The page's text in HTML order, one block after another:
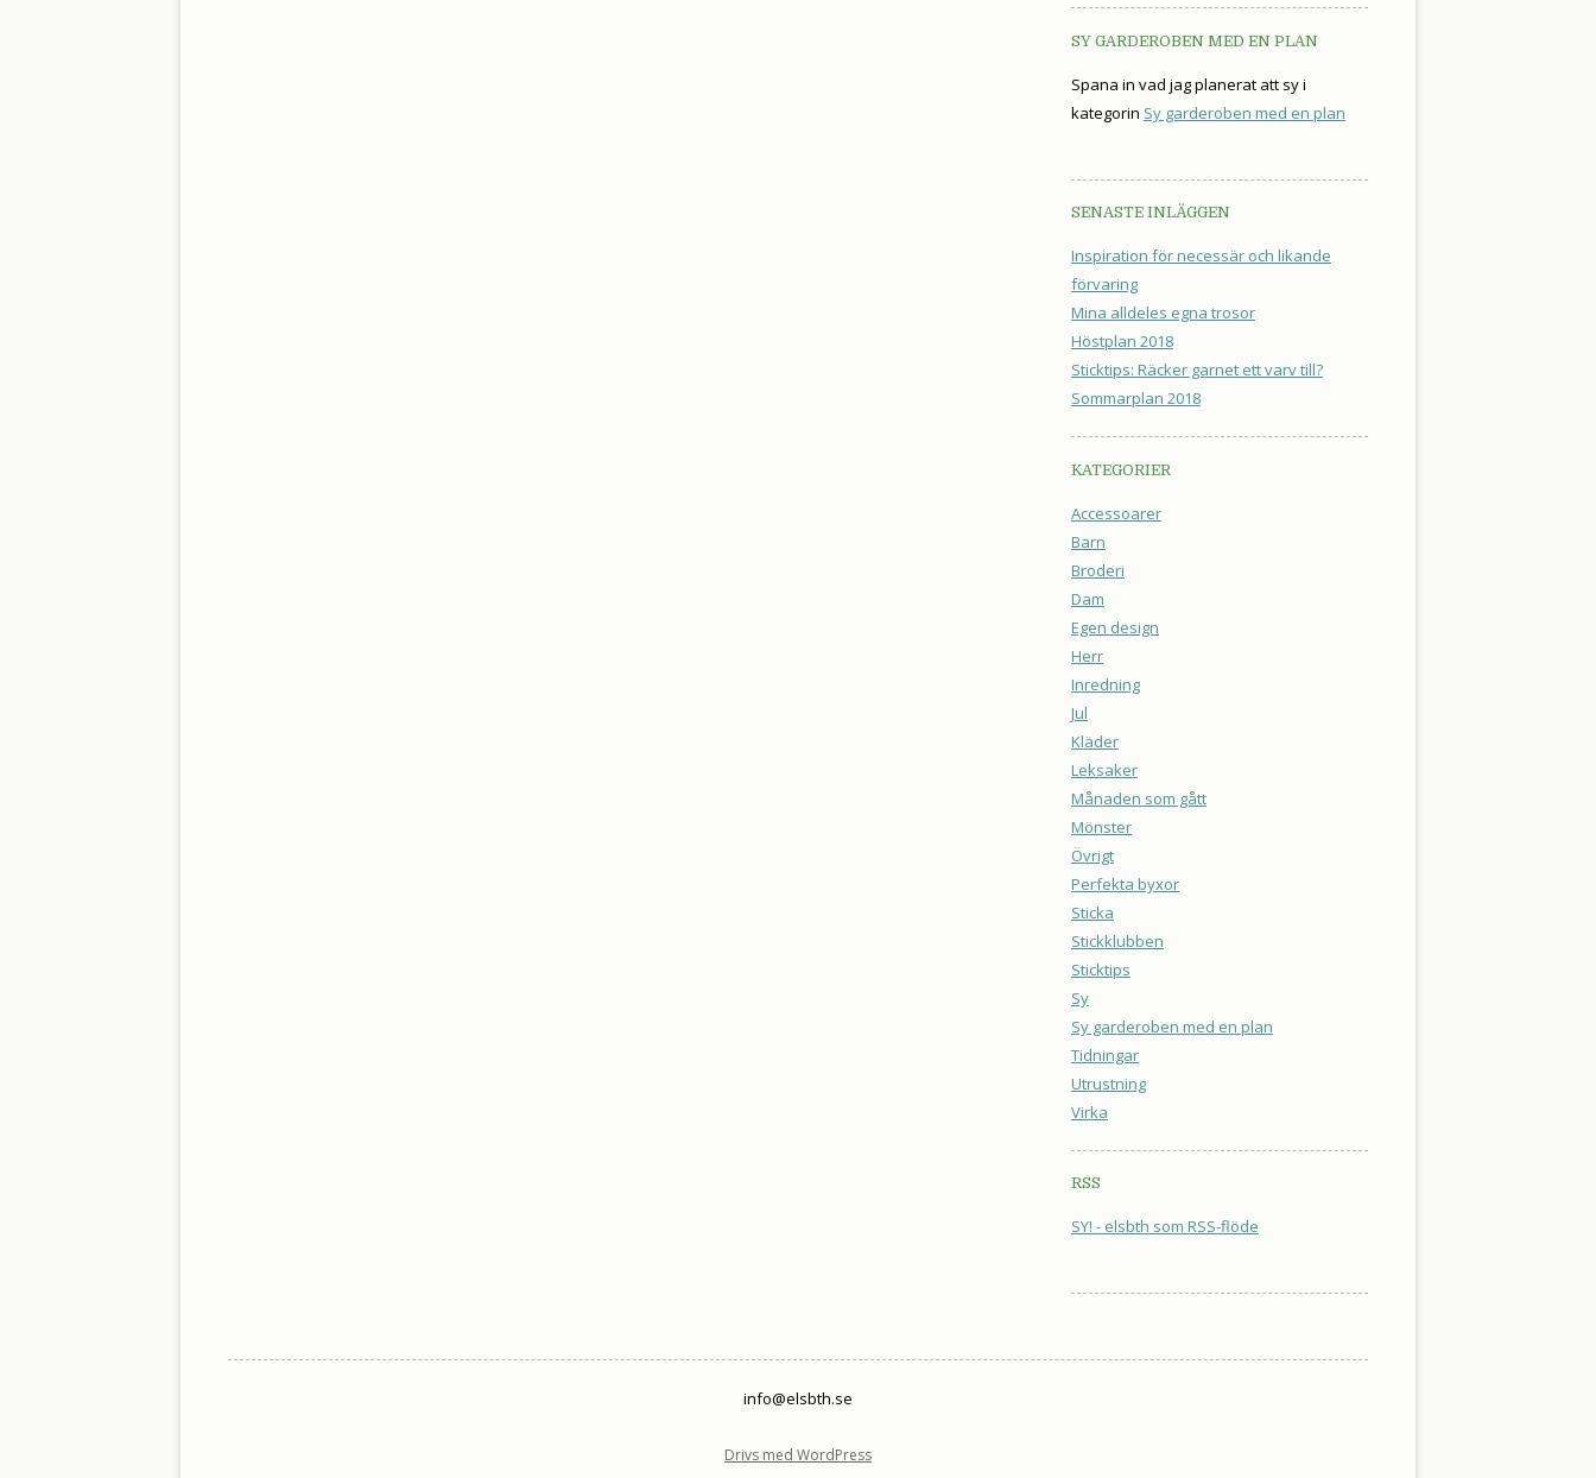
SY GARDEROBEN MED EN PLAN
Spana in vad jag planerat att sy i
kategorin Sy garderoben med en plan
SENASTE INLÄGGEN
Inspiration för necessär och likande
förvaring
Mina alldeles egna trosor
Höstplan 2018
Sticktips: Räcker garnet ett varv till?
Sommarplan 2018
KATEGORIER
Accessoarer
Barn
Broderi
Dam
Egen design
Herr
Inredning
Jul
Kläder
Leksaker
Månaden som gått
Mönster
Övrigt
Perfekta byxor
Sticka
Stickklubben
Sticktips
Sy
Sy garderoben med en plan
Tidningar
Utrustning
Virka
RSS
SY! - elsbth som RSS-flöde
info@elsbth.se
Drivs med WordPress